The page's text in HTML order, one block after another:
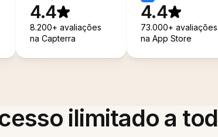
4.4
8.200+ avaliações
na Capterra
4.4
73.000+ avaliações
na App Store
ilimitado a